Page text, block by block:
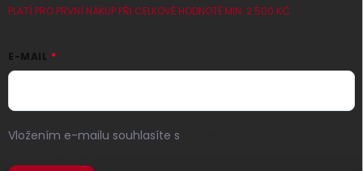
PLATÍ PRO PRVNÍ NÁKUP PŘI CELKOVÉ HODNOTĚ MIN. 2 500 KČ
E-MAIL
Vložením e-mailu souhlasíte s